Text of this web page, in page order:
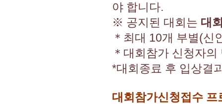
야 합니다.
※ 공지된 대회는 대
＊최대 10개 부별(신
＊대회참가 신청자
*대회종료 후 입상결
대회참가신청접수